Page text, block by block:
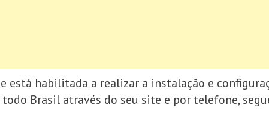
está habilitada a realizar a instalação e
Brasil através do seu site e por telefone,